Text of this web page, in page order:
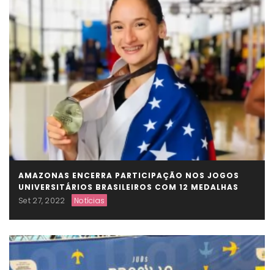
AMAZONAS ENCERRA PARTICIPAÇÃO NOS JOGOS
UNIVERSITÁRIOS BRASILEIROS COM 12 MEDALHAS
Set 27, 2022
Notícias